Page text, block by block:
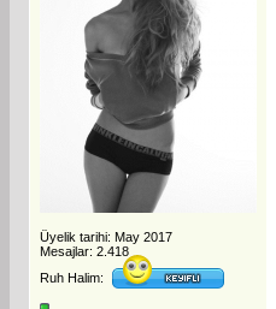
Üyelik tarihi: May 2017
Mesajlar: 2.418
Ruh Halim: